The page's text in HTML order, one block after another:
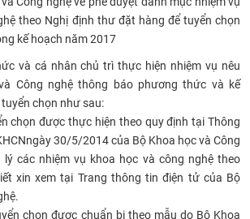
NGHỆ
theo Nghị định thư đặt hàng để tuyển chọn
kế hoạch năm 2017
và cá nhân chủ trì thực hiện nhiệm vụ nêu
Công nghệ thông báo phương thức và kế
chọn như sau:
chọn được thực hiện theo quy định tại Thông
30/5/2014 của Bộ Khoa học và Công
lý các nhiệm vụ khoa học và công nghệ theo
xin xem tại Trang thông tin điện tử của Bộ
chọn được chuẩn bị theo mẫu do Bộ Khoa